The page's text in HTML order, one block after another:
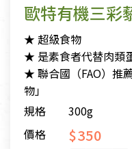
歐特有機三彩
★ 超級食物
★ 是素食者代替肉類
★ 聯合國（FAO）推
物」
規格
300g
價格
$350